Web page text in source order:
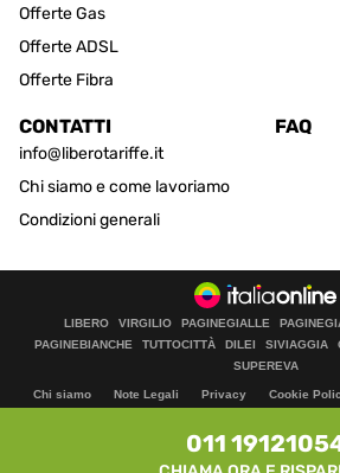
Offerte Gas
Offerte ADSL
Offerte Fibra
CONTATTI
info@liberotariffe.it
Chi siamo e come lavoriamo
Condizioni generali
FAQ
LIBERO VIRGILIO PAGINEGIALLE
PAGINEBIANCHE
TUTTOCITTÀ DILEI SIVIAGGIA
SUPEREVA
Chi siamo Note Legali Privacy Cookie
© Italiaonline S.p.A.
Direzione e coordinamento di Libero
011